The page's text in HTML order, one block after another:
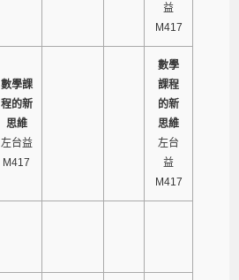
益
M417
數學課
程的新
思維
左台益
M417
數學
課程
的新
思維
左台
益
M417